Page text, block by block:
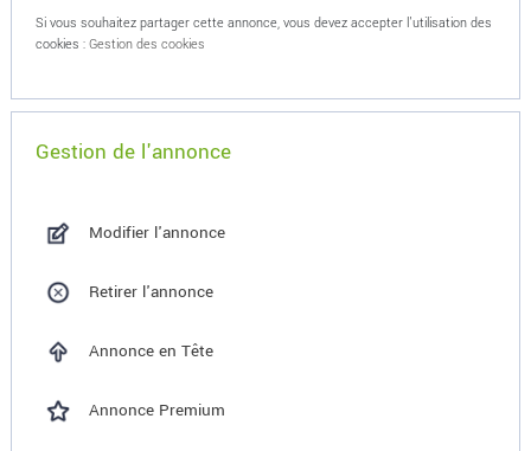
Si vous souhaitez partager cette annonce, vous devez accepter l'utilisation des
cookies : Gestion des cookies
Gestion de l'annonce
Modifier l'annonce
Retirer l'annonce
Annonce en Tête
Annonce Premium